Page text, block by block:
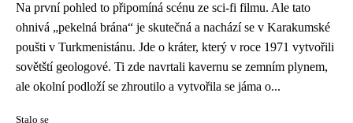
Na první pohled to připomíná scénu ze sci-fi filmu. Ale tato
ohnivá „pekelná brána“ je skutečná a nachází se v Karakumské
poušti v Turkmenistánu. Jde o kráter, který v roce 1971 vytvořili
sovětští geologové. Ti zde navrtali kavernu se zemním plynem,
ale okolní podloží se zhroutilo a vytvořila se jáma o...
Stalo se